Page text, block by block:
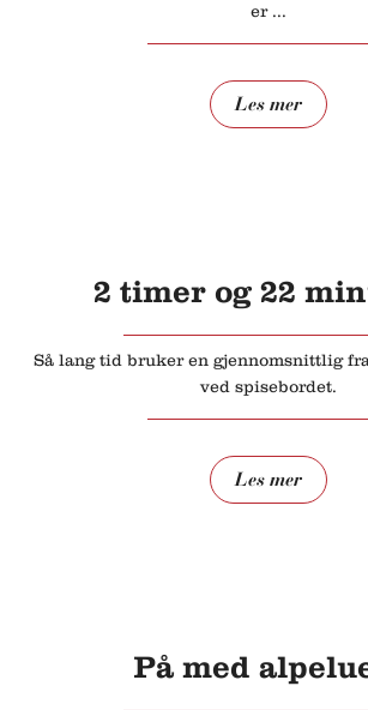
er ...
Les mer
2 timer og 22
Så lang tid bruker en gjennomsnittlig
ved spisebordet.
Les mer
På med